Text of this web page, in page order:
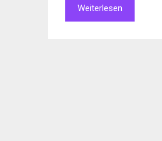
Weiterlesen